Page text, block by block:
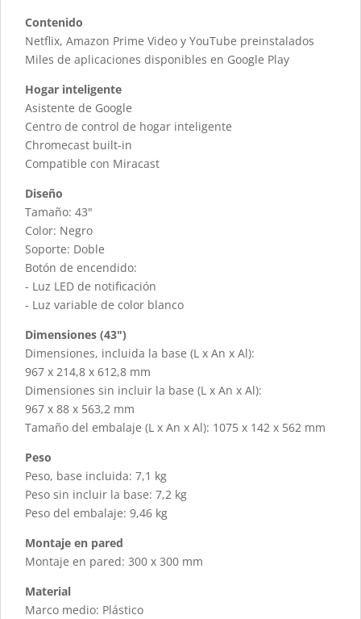
Contenido
Netflix, Amazon Prime Video y YouTube preinstalados
Miles de aplicaciones disponibles en Google Play
Hogar inteligente
Asistente de Google
Centro de control de hogar inteligente
Chromecast built-in
Compatible con Miracast
Diseño
Tamaño: 43"
Color: Negro
Soporte: Doble
Botón de encendido:
- Luz LED de notificación
- Luz variable de color blanco
Dimensiones (43")
Dimensiones, incluida la base (L x An x Al):
967 x 214,8 x 612,8 mm
Dimensiones sin incluir la base (L x An x Al):
967 x 88 x 563,2 mm
Tamaño del embalaje (L x An x Al): 1075 x 142 x 562 mm
Peso
Peso, base incluida: 7,1 kg
Peso sin incluir la base: 7,2 kg
Peso del embalaje: 9,46 kg
Montaje en pared
Montaje en pared: 300 x 300 mm
Material
Marco medio: Plástico